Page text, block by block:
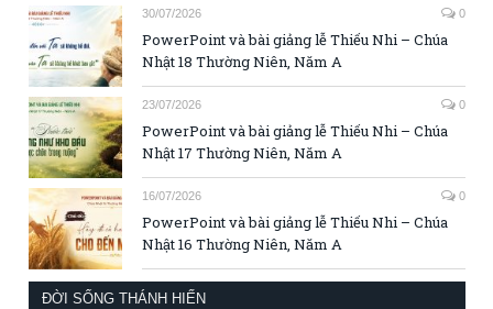
30/07/2026 0
PowerPoint và bài giảng lễ Thiếu Nhi – Chúa
Nhật 18 Thường Niên, Năm A
23/07/2026 0
PowerPoint và bài giảng lễ Thiếu Nhi – Chúa
Nhật 17 Thường Niên, Năm A
16/07/2026 0
PowerPoint và bài giảng lễ Thiếu Nhi – Chúa
Nhật 16 Thường Niên, Năm A
ĐỜI SỐNG THÁNH HIẾN